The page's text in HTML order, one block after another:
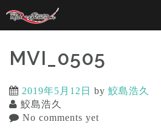
content
MVI_0505
2019年5月12日 by 鮫島浩久
鮫島浩久
No comments yet